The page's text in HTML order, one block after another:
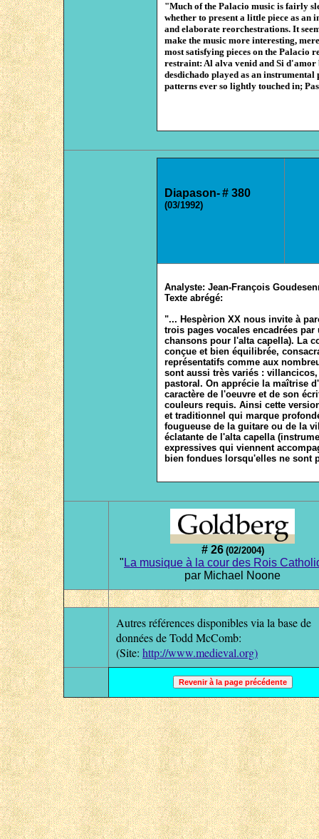
"Much of the Palacio music is fairly
whether to present a little piece as
and elaborate reorchestrations. It
make the music more interesting,
most satisfying pieces on the Palacio
restraint: Al alva venid and Si
desdichado played as an instrumental
patterns ever so lightly touched in;
Diapason-# 380
(03/1992)
Analyste: Jean-François
Texte abrégé:
"... Hespèrion XX nous invite à
trois pages vocales encadrées
chansons pour l'alta capella). La
conçue et bien équilibrée,
représentatifs comme aux
sont aussi très variés :
pastoral. On apprécie la maîtrise
caractère de l'oeuvre et de son
couleurs requis. Ainsi cette
et traditionnel qui marque
fougueuse de la guitare ou de la
éclatante de l'alta capella
expressives qui viennent
bien fondues lorsqu'elles ne sont
# 26 (02/2004)
" La musique à la cour des Rois
par Michael Noone
Autres références disponibles via la base de
données de Todd McComb:
(Site: http://www.medieval.org)